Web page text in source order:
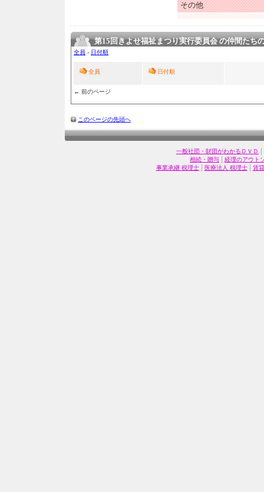
その他
第15回きよせ福祉まつり実行委員会 の仲間たち
全員 › 日付順
全員 日付順
← 前のページ
このページの先頭へ
一般社団・財団がわかるＤＶＤ |
相続・贈与 | 経理のアウト
事業承継 税理士| 医療法人 税理士| 賃